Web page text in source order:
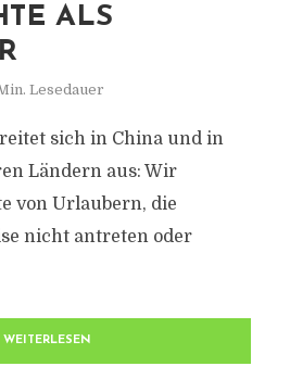
ALS
Lesedauer
sich in China und in
Ländern aus: Wir
von Urlaubern, die
nicht antreten oder
WEITERLESEN